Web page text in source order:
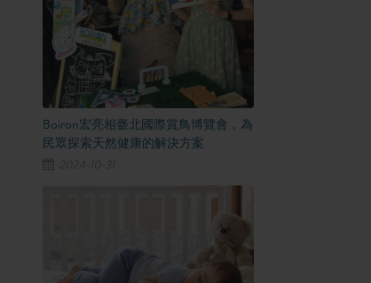
Boiron宏亮相臺北國際賞鳥博覽會，為
民眾探索天然健康的解決方案